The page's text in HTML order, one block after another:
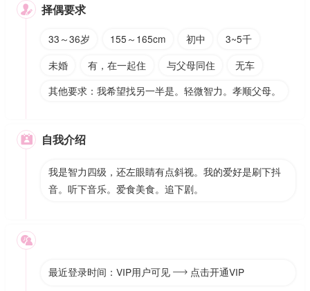
 择偶要求
33～36岁 155～165cm 初中
3~5千
未婚
有，在一起住 与父母同住
无车
其他要求：我希望找另一半是。轻微智力。孝顺父母。
 自我介绍
我是智力四级，还左眼睛有点斜视。我的爱好是刷下抖
音。听下音乐。爱食美食。追下剧。

最近登录时间：VIP用户可见  点击开通VIP